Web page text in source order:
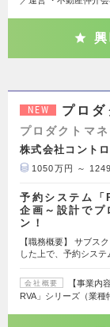
NEW プロ
プロダクトマ
株式会社コント
1050万円 ～
予約システム
企画～設計でプ
ン！
【職務概要】 サブス
した上で、予約システ
会社概要
【事業内
RVA」シリーズ（業